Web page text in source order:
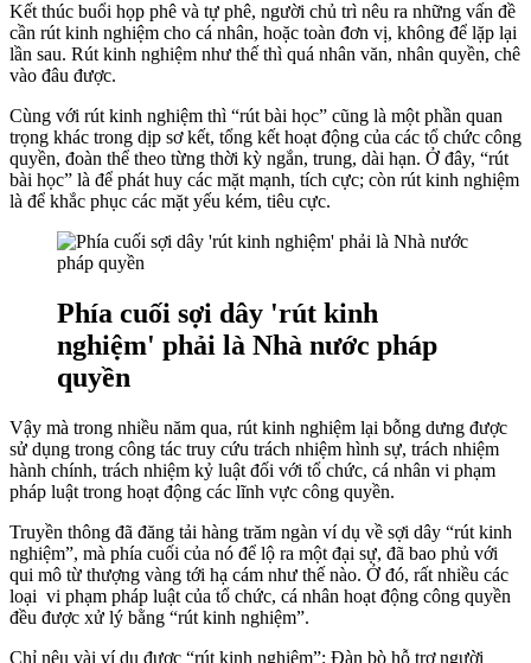
Kết thúc buổi họp phê và tự phê, người chủ trì nêu ra những vấn đề
cần rút kinh nghiệm cho cá nhân, hoặc toàn đơn vị, không để lặp lại
lần sau. Rút kinh nghiệm như thế thì quá nhân văn, nhân quyền, chê
vào đâu được.
Cùng với rút kinh nghiệm thì “rút bài học” cũng là một phần quan
trọng khác trong dịp sơ kết, tổng kết hoạt động của các tổ chức công
quyền, đoàn thể theo từng thời kỳ ngắn, trung, dài hạn. Ở đây, “rút
bài học” là để phát huy các mặt mạnh, tích cực; còn rút kinh nghiệm
là để khắc phục các mặt yếu kém, tiêu cực.
Phía cuối sợi dây 'rút kinh
nghiệm' phải là Nhà nước pháp
quyền
Vậy mà trong nhiều năm qua, rút kinh nghiệm lại bỗng dưng được
sử dụng trong công tác truy cứu trách nhiệm hình sự, trách nhiệm
hành chính, trách nhiệm kỷ luật đối với tổ chức, cá nhân vi phạm
pháp luật trong hoạt động các lĩnh vực công quyền.
Truyền thông đã đăng tải hàng trăm ngàn ví dụ về sợi dây “rút kinh
nghiệm”, mà phía cuối của nó để lộ ra một đại sự, đã bao phủ với
qui mô từ thượng vàng tới hạ cám như thế nào. Ở đó, rất nhiều các
loại vi phạm pháp luật của tổ chức, cá nhân hoạt động công quyền
đều được xử lý bằng “rút kinh nghiệm”.
Chỉ nêu vài ví dụ được “rút kinh nghiệm”: Đàn bò hỗ trợ người